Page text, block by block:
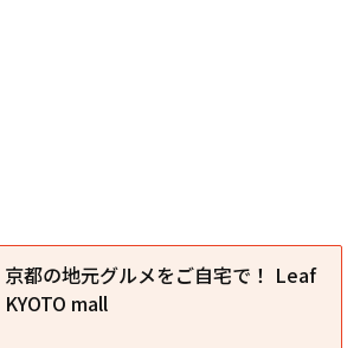
京都の地元グルメをご自宅で！ Leaf
KYOTO mall